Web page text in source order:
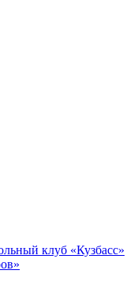
клуб «Кузбасс»